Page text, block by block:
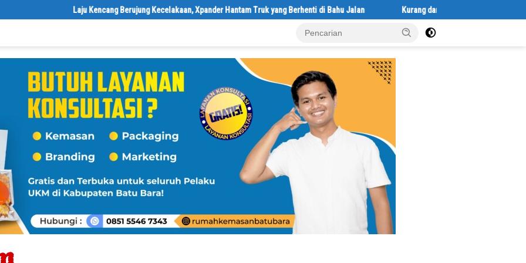
Laju Kencang Berujung Kecelakaan, Xpander Hantam Truk yang Berhenti di Bahu Jalan Kurang dari 1×24 Jam, Polsek Lima Puluh